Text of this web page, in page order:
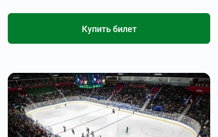
Купить билет